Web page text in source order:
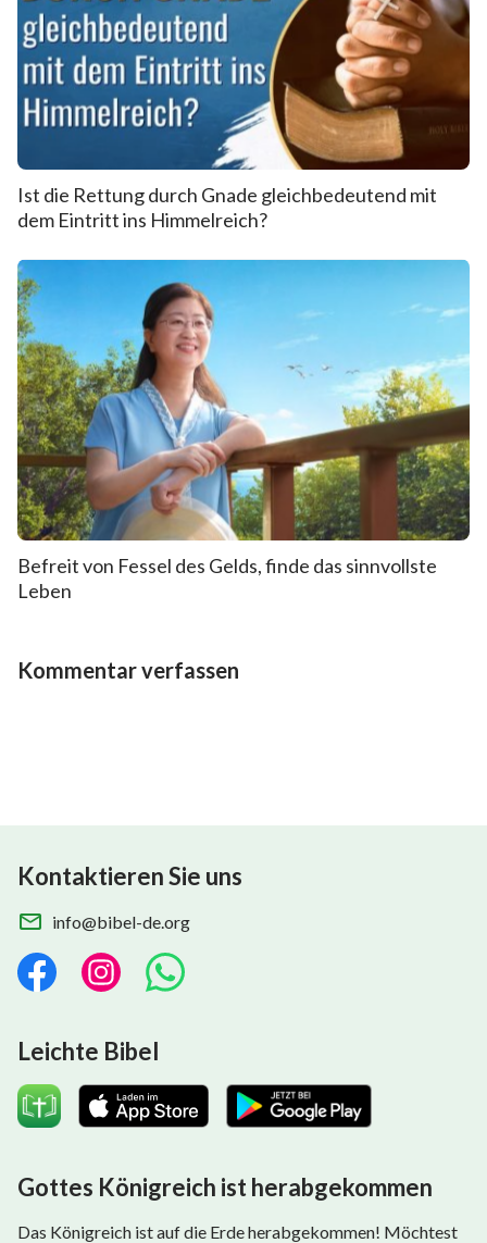
Ist die Rettung durch Gnade gleichbedeutend mit
dem Eintritt ins Himmelreich?
Befreit von Fessel des Gelds, finde das sinnvollste
Leben
Kommentar verfassen
Kontaktieren Sie uns
info@bibel-de.org
Leichte Bibel
Gottes Königreich ist herabgekommen
Das Königreich ist auf die Erde herabgekommen! Möchtest